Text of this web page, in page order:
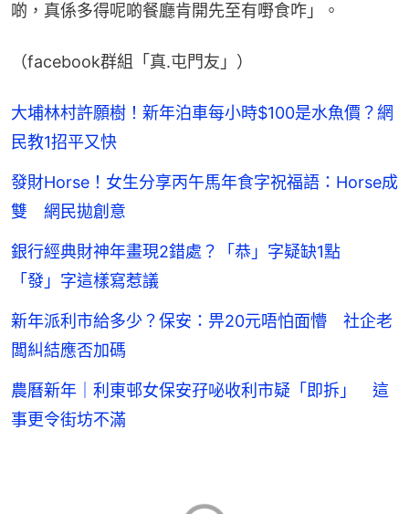
啲，真係多得呢啲餐廳肯開先至有嘢食咋」。
（facebook群組「真.屯門友」）
大埔林村許願樹！新年泊車每小時$100是水魚價？網
民教1招平又快
發財Horse！女生分享丙午馬年食字祝福語：Horse成
雙 網民拋創意
銀行經典財神年畫現2錯處？「恭」字疑缺1點
「發」字這樣寫惹議
新年派利市給多少？保安：畀20元唔怕面懵 社企老
闆糾結應否加碼
農曆新年｜利東邨女保安孖咇收利市疑「即拆」 這
事更令街坊不滿